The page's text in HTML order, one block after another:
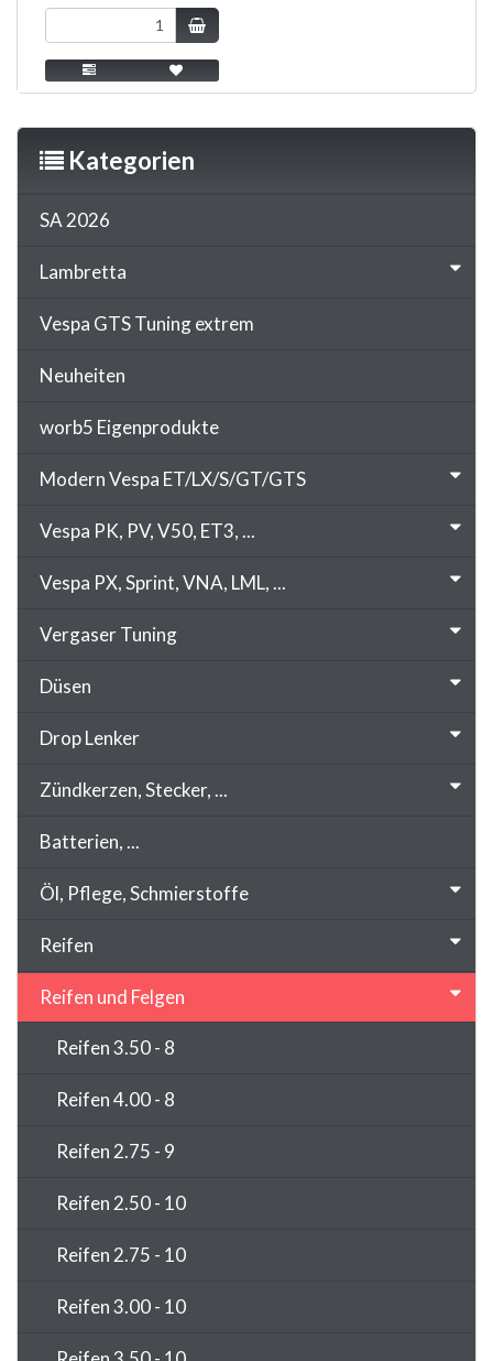
Kategorien
SA 2026
Lambretta
Vespa GTS Tuning extrem
Neuheiten
worb5 Eigenprodukte
Modern Vespa ET/LX/S/GT/GTS
Vespa PK, PV, V50, ET3, ...
Vespa PX, Sprint, VNA, LML, ...
Vergaser Tuning
Düsen
Drop Lenker
Zündkerzen, Stecker, ...
Batterien, ...
Öl, Pflege, Schmierstoffe
Reifen
Reifen und Felgen
Reifen 3.50 - 8
Reifen 4.00 - 8
Reifen 2.75 - 9
Reifen 2.50 - 10
Reifen 2.75 - 10
Reifen 3.00 - 10